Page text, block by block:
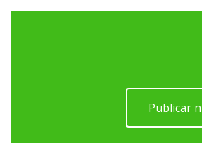
Publicar